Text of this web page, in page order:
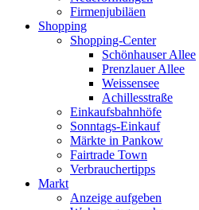
Firmenjubiläen
Shopping
Shopping-Center
Schönhauser Allee
Prenzlauer Allee
Weissensee
Achillesstraße
Einkaufsbahnhöfe
Sonntags-Einkauf
Märkte in Pankow
Fairtrade Town
Verbrauchertipps
Markt
Anzeige aufgeben